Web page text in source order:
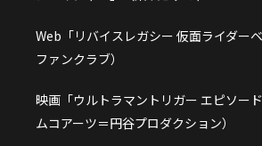
Web「リバイスレガシー 仮面ライダー
ファンクラブ）
映画「ウルトラマントリガー エピソー
ムコアーツ＝円谷プロダクション）